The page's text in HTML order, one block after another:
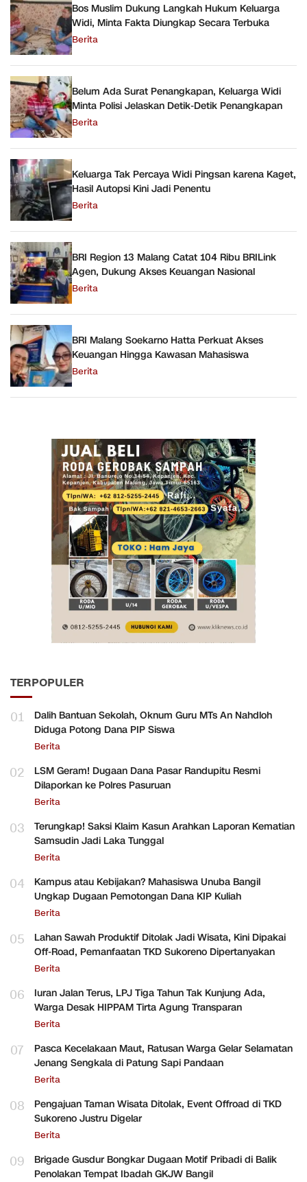
Bos Muslim Dukung Langkah Hukum Keluarga
Widi, Minta Fakta Diungkap Secara Terbuka
Berita
Belum Ada Surat Penangkapan, Keluarga Widi
Minta Polisi Jelaskan Detik-Detik Penangkapan
Berita
Keluarga Tak Percaya Widi Pingsan karena Kaget,
Hasil Autopsi Kini Jadi Penentu
Berita
BRI Region 13 Malang Catat 104 Ribu BRILink
Agen, Dukung Akses Keuangan Nasional
Berita
BRI Malang Soekarno Hatta Perkuat Akses
Keuangan Hingga Kawasan Mahasiswa
Berita
TERPOPULER
01
Dalih Bantuan Sekolah, Oknum Guru MTs An Nahdloh
Diduga Potong Dana PIP Siswa
Berita
02
LSM Geram! Dugaan Dana Pasar Randupitu Resmi
Dilaporkan ke Polres Pasuruan
Berita
03
Terungkap! Saksi Klaim Kasun Arahkan Laporan Kematian
Samsudin Jadi Laka Tunggal
Berita
04
Kampus atau Kebijakan? Mahasiswa Unuba Bangil
Ungkap Dugaan Pemotongan Dana KIP Kuliah
Berita
05
Lahan Sawah Produktif Ditolak Jadi Wisata, Kini Dipakai
Off-Road, Pemanfaatan TKD Sukoreno Dipertanyakan
Berita
06
Iuran Jalan Terus, LPJ Tiga Tahun Tak Kunjung Ada,
Warga Desak HIPPAM Tirta Agung Transparan
Berita
07
Pasca Kecelakaan Maut, Ratusan Warga Gelar Selamatan
Jenang Sengkala di Patung Sapi Pandaan
Berita
08
Pengajuan Taman Wisata Ditolak, Event Offroad di TKD
Sukoreno Justru Digelar
Berita
09
Brigade Gusdur Bongkar Dugaan Motif Pribadi di Balik
Penolakan Tempat Ibadah GKJW Bangil